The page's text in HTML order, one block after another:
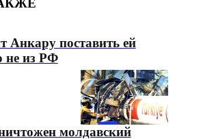
Анкару поставить ей
не из РФ
молдавский